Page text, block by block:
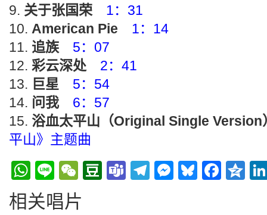
关于张国荣
1：31
American Pie
1：14
追族
5：07
彩云深处
2：41
巨星
5：54
问我
6：57
浴血太平山（Original Single Version
平山》主题曲
WhatsApp
LineWeChat
Douban
TeamsTelegramBluesky
相关唱片